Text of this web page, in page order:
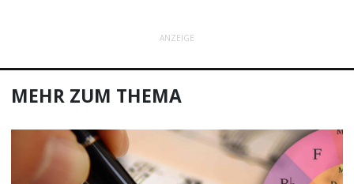
ANZEIGE
MEHR ZUM THEMA